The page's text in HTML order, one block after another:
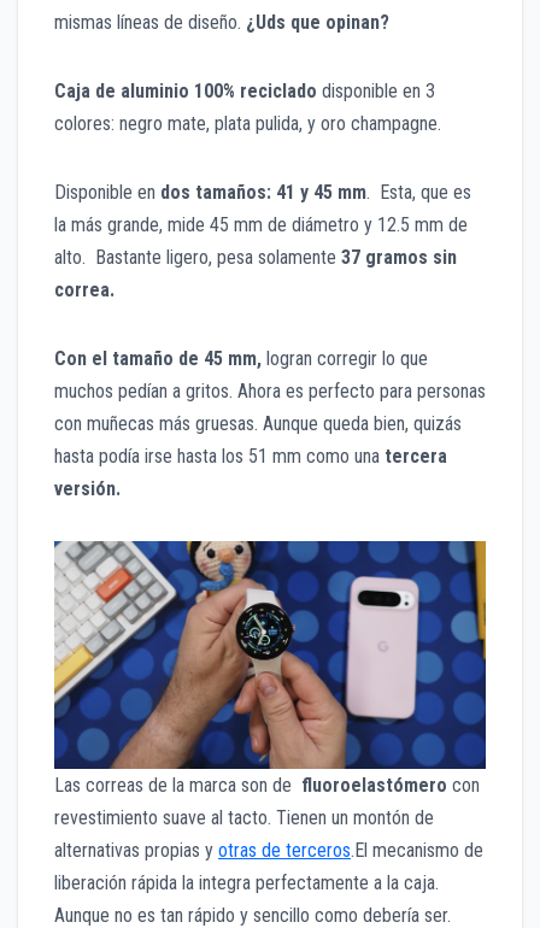
mismas líneas de diseño. ¿Uds que opinan?
Caja de aluminio 100% reciclado disponible en 3
colores: negro mate, plata pulida, y oro champagne.
Disponible en dos tamaños: 41 y 45 mm. Esta, que es
la más grande, mide 45 mm de diámetro y 12.5 mm de
alto. Bastante ligero, pesa solamente 37 gramos sin
correa.
Con el tamaño de 45 mm, logran corregir lo que
muchos pedían a gritos. Ahora es perfecto para personas
con muñecas más gruesas. Aunque queda bien, quizás
hasta podía irse hasta los 51 mm como una tercera
versión.
Las correas de la marca son de fluoroelastómero con
revestimiento suave al tacto. Tienen un montón de
alternativas propias y otras de terceros.El mecanismo de
liberación rápida la integra perfectamente a la caja.
Aunque no es tan rápido y sencillo como debería ser.